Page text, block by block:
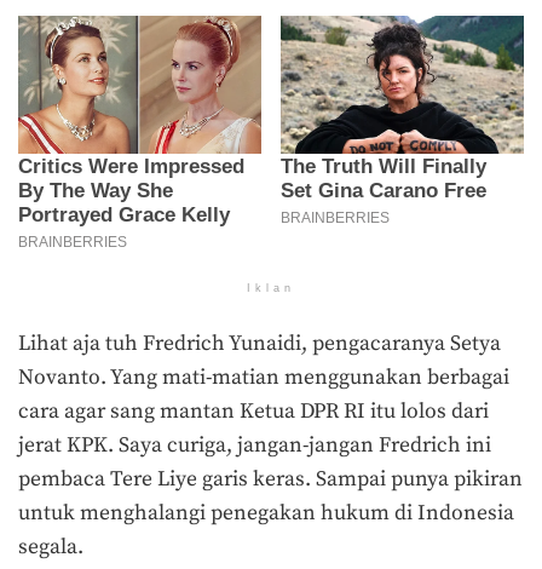
Iklan
Lihat aja tuh Fredrich Yunaidi, pengacaranya Setya
Novanto. Yang mati-matian menggunakan berbagai
cara agar sang mantan Ketua DPR RI itu lolos dari
jerat KPK. Saya curiga, jangan-jangan Fredrich ini
pembaca Tere Liye garis keras. Sampai punya pikiran
untuk menghalangi penegakan hukum di Indonesia
segala.